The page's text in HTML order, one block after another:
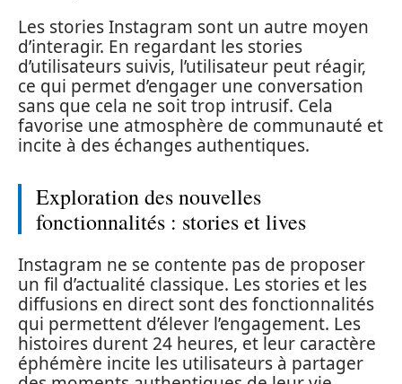
Les stories Instagram sont un autre moyen
d’interagir. En regardant les stories
d’utilisateurs suivis, l’utilisateur peut réagir,
ce qui permet d’engager une conversation
sans que cela ne soit trop intrusif. Cela
favorise une atmosphère de communauté et
incite à des échanges authentiques.
Exploration des nouvelles
fonctionnalités : stories et lives
Instagram ne se contente pas de proposer
un fil d’actualité classique. Les stories et les
diffusions en direct sont des fonctionnalités
qui permettent d’élever l’engagement. Les
histoires durent 24 heures, et leur caractère
éphémère incite les utilisateurs à partager